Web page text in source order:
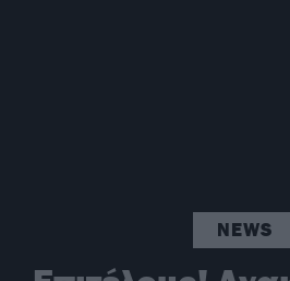
NEWS